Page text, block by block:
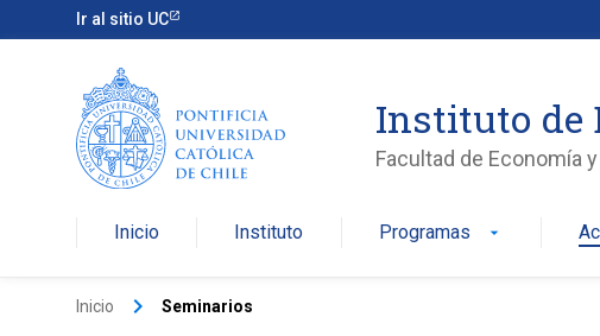
Ir al sitio UC
Instituto de
Facultad de Economía
Inicio Instituto Programas arrow_drop_down
Inicio keyboard_arrow_right Seminarios